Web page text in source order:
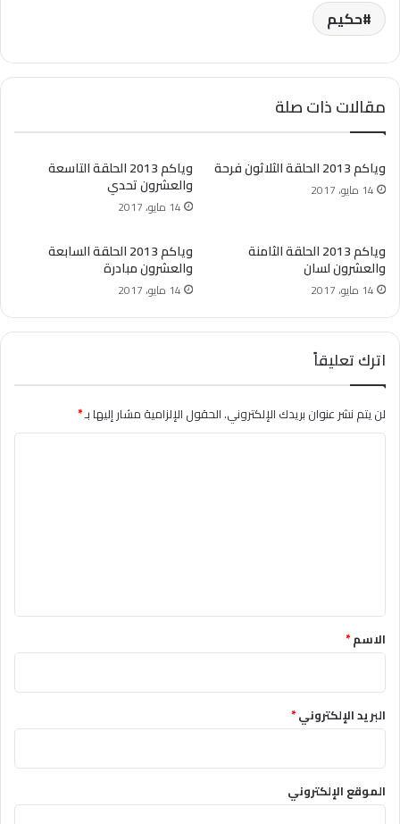
حكيم
مقالات ذات صلة
وياكم 2013 الحلقة الثلاثون فرحة
14 مايو، 2017
وياكم 2013 الحلقة التاسعة
والعشرون تحدي
14 مايو، 2017
وياكم 2013 الحلقة الثامنة
والعشرون لسان
14 مايو، 2017
وياكم 2013 الحلقة السابعة
والعشرون مبادرة
14 مايو، 2017
اترك تعليقاً
لن يتم نشر عنوان بريدك الإلكتروني.الحقول الإلزامية مشار إليها بـ*
*الاسم*
البريد الإلكتروني*
الموقع الإلكتروني